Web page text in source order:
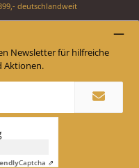
deutschlandweit
Newsletter für hilfreiche
Aktionen.
Captcha ⇗